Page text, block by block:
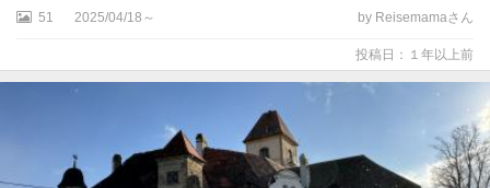
ボ
チ
51 2025/04/18～ by Reisemamaさん
投稿日：１年以上前